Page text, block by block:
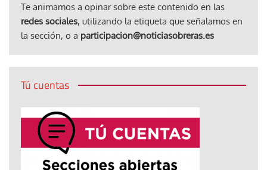
Te animamos a opinar sobre este contenido en las
redes sociales, utilizando la etiqueta que señalamos en
la sección, o a participacion@noticiasobreras.es
Tú cuentas